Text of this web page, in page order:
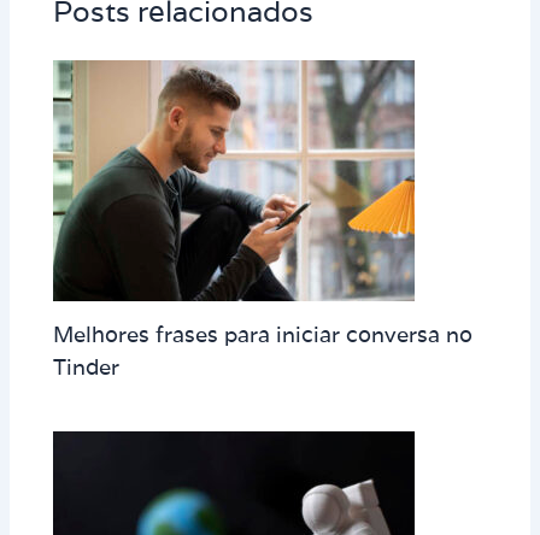
Posts relacionados
Melhores frases para iniciar conversa no
Tinder